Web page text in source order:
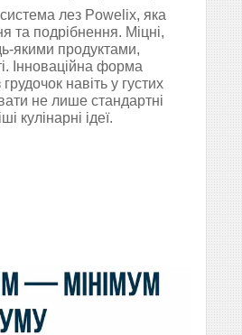
лез Powelix, яка
та подрібнення. Міцні,
якими продуктами,
Інноваційна форма
навіть у густих
не лише стандартні
кулінарні ідеї.